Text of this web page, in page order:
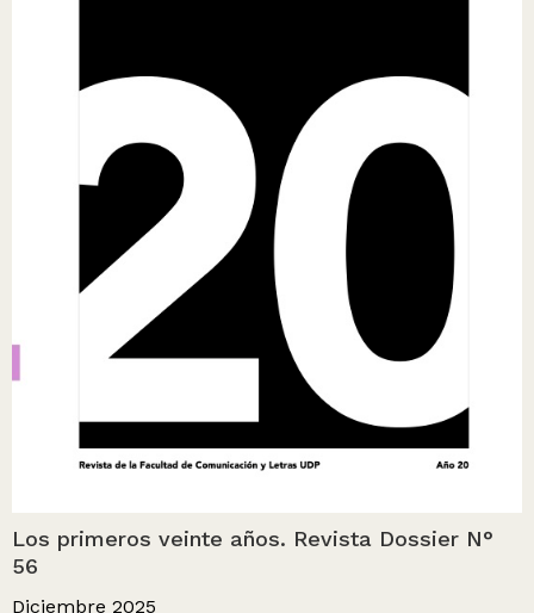
Los primeros veinte años. Revista Dossier N°
56
Diciembre 2025